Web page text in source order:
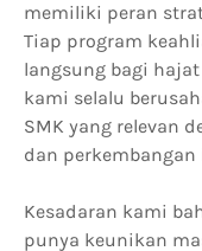
memiliki peran
Tiap program
langsung bagi
kami selalu
SMK yang relevan
dan
Kesadaran kami
punya keunikan